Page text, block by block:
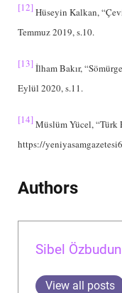
[12]Hüseyin Kalkan,
Temmuz 2019, s.10.
[13]İlham Bakır,
Eylül 2020, s.11.
[14]Müslüm Yücel,
https://
Authors
Sibel Özbudun
View all posts